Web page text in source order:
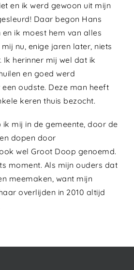
en ik werd gewoon uit mijn
Daar begon Hans
ik moest hem van alles
nu, enige jaren later, niets
Ik herinner mij wel dat ik
en goed werd
oudste. Deze man heeft
keren thuis bezocht.
ik mij in de gemeente, door de
dopen door
wel Groot Doop genoemd.
moment. Als mijn ouders dat
meemaken, want mijn
overlijden in 2010 altijd